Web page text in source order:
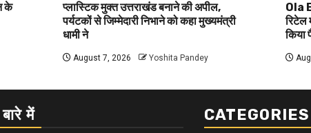
के
प्लास्टिक मुक्त उत्तराखंड बनाने की अपील,
पर्यटकों से जिम्मेदारी निभाने को कहा मुख्यमंत्री
धामी ने
August 7, 2026 Yoshita Pandey
Ola
रिटेल
किया
में CATEGORIES